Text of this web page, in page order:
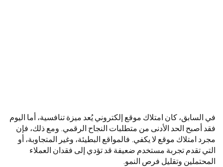
في السابق، كان امتلاك موقع إلكتروني يُعد ميزة تنافسية، أما اليوم
فقد أصبح الحد الأدنى من متطلبات النجاح الرقمي. ومع ذلك، فإن
مجرد امتلاك موقع لا يكفي. فالمواقع البطيئة، وغير المتجاوبة، أو
التي تقدم تجربة مستخدم ضعيفة قد تؤدي إلى فقدان العملاء
المحتملين وتقليل فرص النمو.